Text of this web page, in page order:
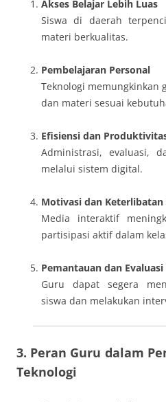
Akses Belajar Lebih Luas
Siswa di daerah
materi berkualitas.
Pembelajaran Personal
Teknologi memungkinkan
dan materi sesuai
Efisiensi dan
Administrasi, evaluasi,
melalui sistem digital.
Motivasi dan Keterlibatan
Media interaktif
partisipasi aktif dalam
Pemantauan dan Evaluasi
Guru dapat segera
siswa dan melakukan
3. Peran Guru dalam
Teknologi